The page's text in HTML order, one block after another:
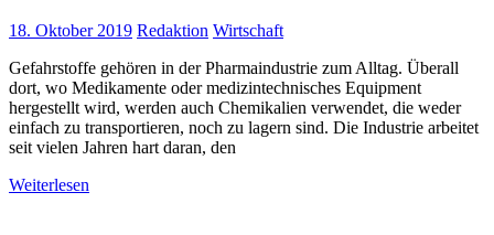
18. Oktober 2019 Redaktion Wirtschaft
Gefahrstoffe gehören in der Pharmaindustrie zum Alltag. Überall
dort, wo Medikamente oder medizintechnisches Equipment
hergestellt wird, werden auch Chemikalien verwendet, die weder
einfach zu transportieren, noch zu lagern sind. Die Industrie arbeitet
seit vielen Jahren hart daran, den
Weiterlesen